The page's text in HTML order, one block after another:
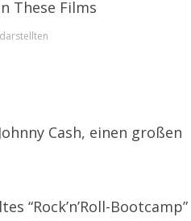
Cash, einen großen
“Rock’n’Roll-Bootcamp”